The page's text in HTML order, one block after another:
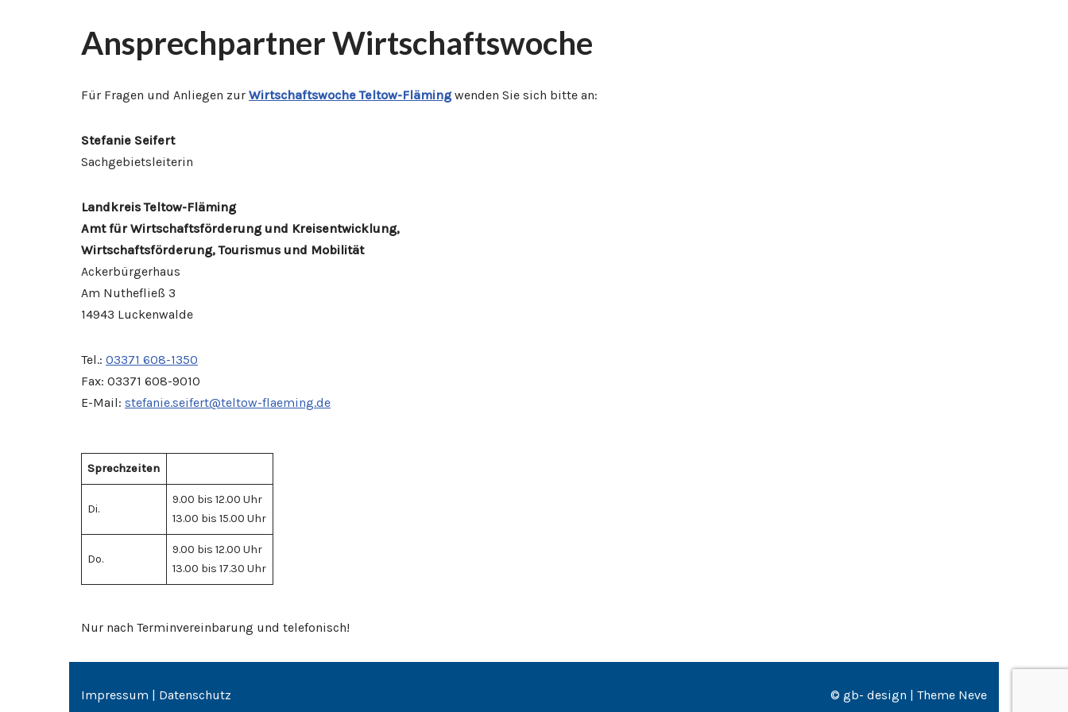
Ansprechpartner Wirtschaftswoche
Für Fragen und Anliegen zur Wirtschaftswoche Teltow-Flämingwenden Sie sich bitte an:
Stefanie Seifert
Sachgebietsleiterin
Landkreis Teltow-Fläming
Amt für Wirtschaftsförderung und Kreisentwicklung,
Wirtschaftsförderung, Tourismus und Mobilität
Ackerbürgerhaus
Am Nuthefließ 3
14943 Luckenwalde
Tel.: 03371 608-1350
Fax: 03371 608-9010
E-Mail: stefanie.seifert@teltow-flaeming.de
Sprechzeiten
Di.
9.00 bis 12.00 Uhr
13.00 bis 15.00 Uhr
Do.
9.00 bis 12.00 Uhr
13.00 bis 17.30 Uhr
Nur nach Terminvereinbarung und telefonisch!
© gb- design | Theme Neve
Impressum | Datenschutz